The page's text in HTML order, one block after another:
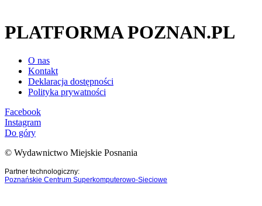
PLATFORMA POZNAN.PL
O nas
Kontakt
Deklaracja dostępności
Polityka prywatności
Facebook
Instagram
Do góry
© Wydawnictwo Miejskie Posnania
Partner technologiczny:
Poznańskie Centrum Superkomputerowo-Sieciowe